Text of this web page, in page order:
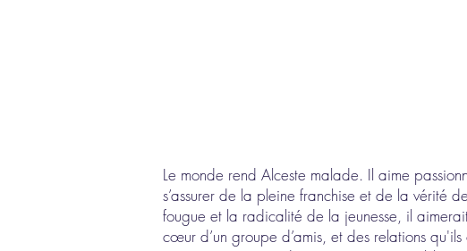
Le monde rend Alceste malade. Il aime
s’assurer de la pleine franchise et de la vérité
fougue et la radicalité de la jeunesse, il
cœur d’un groupe d’amis, et des relations